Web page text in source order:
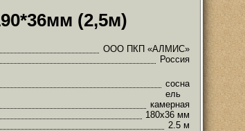
(2,5м)
ООО ПКП «АЛМИС»
Россия
сосна
ель
камерная
180х36 мм
2.5 м